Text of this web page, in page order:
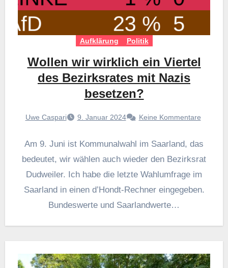
Aufklärung Politik
Wollen wir wirklich ein Viertel
des Bezirksrates mit Nazis
besetzen?
Uwe Caspari 9. Januar 2024 Keine Kommentare
Am 9. Juni ist Kommunalwahl im Saarland, das
bedeutet, wir wählen auch wieder den Bezirksrat
Dudweiler. Ich habe die letzte Wahlumfrage im
Saarland in einen d’Hondt-Rechner eingegeben.
Bundeswerte und Saarlandwerte…